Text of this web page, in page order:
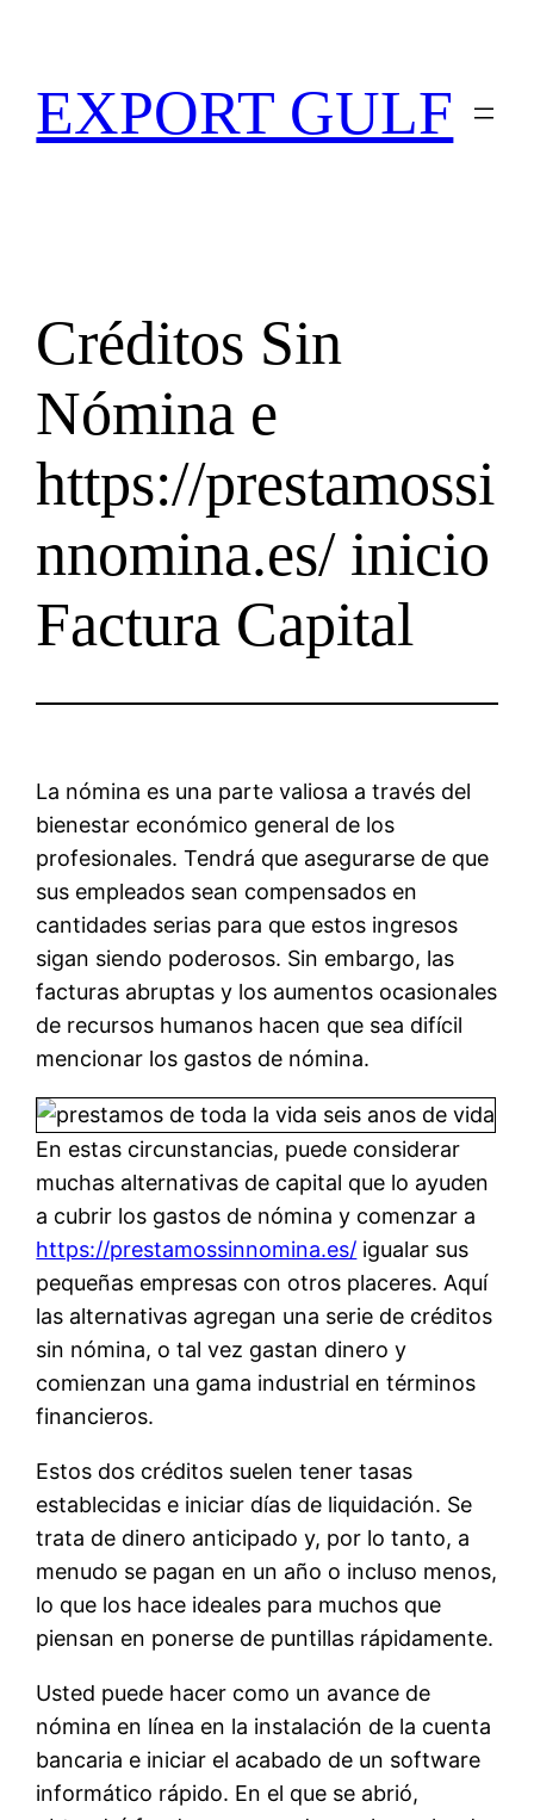
EXPORT GULF
Créditos Sin
Nómina e
https://prestamossi
nnomina.es/ inicio
Factura Capital
La nómina es una parte valiosa a través del
bienestar económico general de los
profesionales. Tendrá que asegurarse de que
sus empleados sean compensados ​​en
cantidades serias para que estos ingresos
sigan siendo poderosos. Sin embargo, las
facturas abruptas y los aumentos ocasionales
de recursos humanos hacen que sea difícil
mencionar los gastos de nómina.
En estas circunstancias, puede considerar
muchas alternativas de capital que lo ayuden
a cubrir los gastos de nómina y comenzar a
https://prestamossinnomina.es/ igualar sus
pequeñas empresas con otros placeres. Aquí
las alternativas agregan una serie de créditos
sin nómina, o tal vez gastan dinero y
comienzan una gama industrial en términos
financieros.
Estos dos créditos suelen tener tasas
establecidas e iniciar días de liquidación. Se
trata de dinero anticipado y, por lo tanto, a
menudo se pagan en un año o incluso menos,
lo que los hace ideales para muchos que
piensan en ponerse de puntillas rápidamente.
Usted puede hacer como un avance de
nómina en línea en la instalación de la cuenta
bancaria e iniciar el acabado de un software
informático rápido. En el que se abrió,